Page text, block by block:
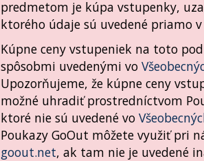
predmetom je kúpa vstupenky,
ktorého údaje sú uvedené priamo
Kúpne ceny vstupeniek na toto
spôsobmi uvedenými vo
Upozorňujeme, že kúpne ceny
možné uhradiť prostredníctvom
ktoré nie sú uvedené vo
Poukazy GoOut môžete využiť pri
goout.net, ak tam nie je uvedené